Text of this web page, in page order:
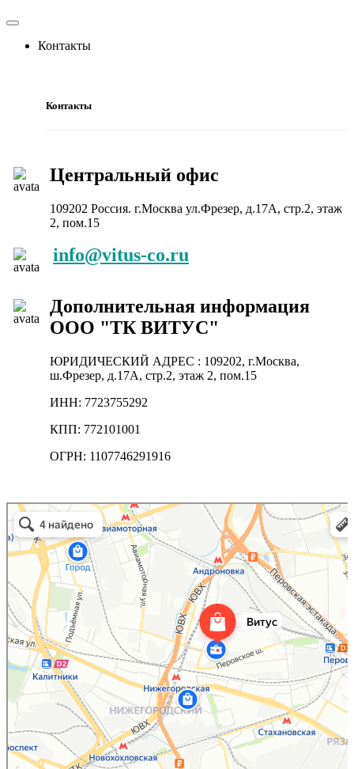
Контакты
Контакты
Центральный офис
109202 Россия. г.Москва ул.Фрезер, д.17А, стр.2, этаж
2, пом.15
info@vitus-co.ru
Дополнительная информация
ООО "ТК ВИТУС"
ЮРИДИЧЕСКИЙ АДРЕС : 109202, г.Москва,
ш.Фрезер, д.17А, стр.2, этаж 2, пом.15
ИНН: 7723755292
КПП: 772101001
ОГРН: 1107746291916
Витус
Ёлки и ёлочные игрушки в Москве
Карнавальные, театральные и танцевальные костюмы в Москве